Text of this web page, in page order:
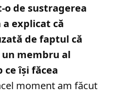
o de sustragerea
explicat că
de faptul că
un membru al
își făcea
moment am făcut